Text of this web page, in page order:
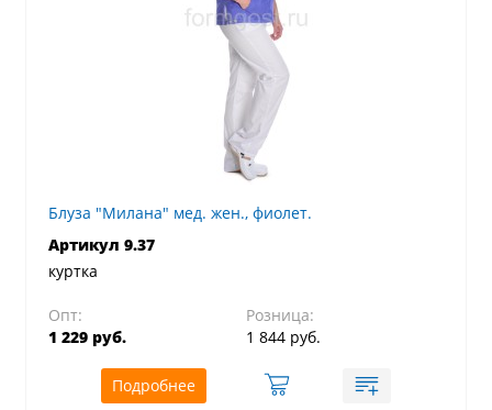
Блуза "Милана" мед. жен., фиолет.
Артикул 9.37
куртка
Опт:
1 229 руб.
Розница:
1 844 руб.
Подробнее